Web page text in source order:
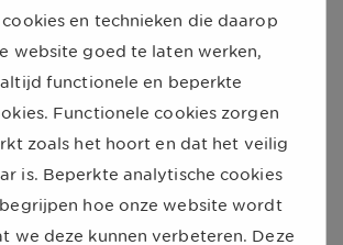
in het buitenland, maar heeft het
het om een klein bedrag? Dan kun
ter plekke betalen en achteraf
Zorg appofMijn VGZ. Bijvoorbeeld
een buitenlandse huisarts of
en technieken die daarop
website goed te laten werken,
functionele en beperkte
Functionele cookies zorgen
zoals het hoort en dat het veilig
is. Beperkte analytische cookies
hoe onze website wordt
we deze kunnen verbeteren. Deze